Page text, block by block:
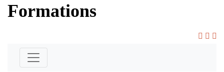
Formations